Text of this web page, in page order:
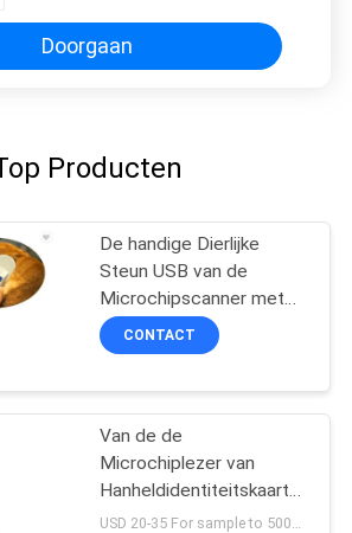
Huisdierenstreepjescode
Doorgaan
Producten
De handige Dierlijke
Steun USB van de
Microchipscanner met
de Opslag van 1000
Verslagengegevens
CONTACT
Van de de
Microchiplezer van
Hanheldidentiteitskaart
de Scanner 134.2khz van